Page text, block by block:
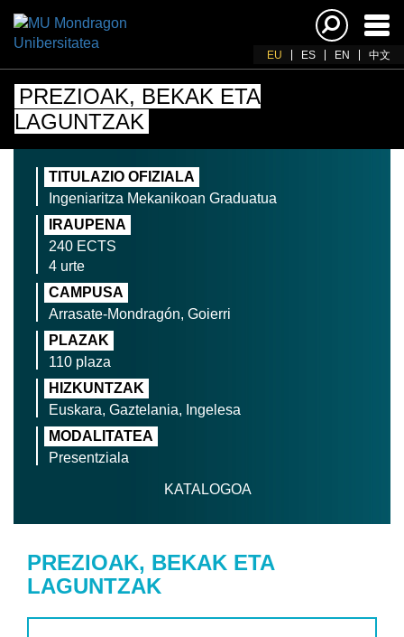
EU ES EN 中文
PREZIOAK, BEKAK ETA
LAGUNTZAK
TITULAZIO OFIZIALA
Ingeniaritza Mekanikoan Graduatua
IRAUPENA
240 ECTS
4 urte
CAMPUSA
Arrasate-Mondragón, Goierri
PLAZAK
110 plaza
HIZKUNTZAK
Euskara, Gaztelania, Ingelesa
MODALITATEA
Presentziala
KATALOGOA
PREZIOAK, BEKAK ETA
LAGUNTZAK